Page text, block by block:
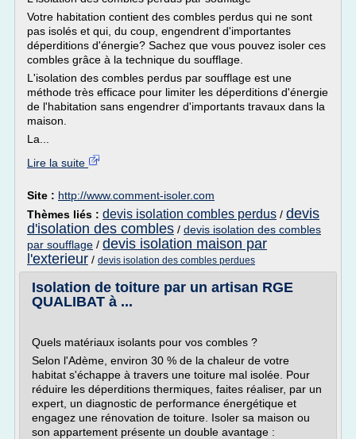
Votre habitation contient des combles perdus qui ne sont
pas isolés et qui, du coup, engendrent d'importantes
déperditions d'énergie? Sachez que vous pouvez isoler ces
combles grâce à la technique du soufflage.
L'isolation des combles perdus par soufflage est une
méthode très efficace pour limiter les déperditions d'énergie
de l'habitation sans engendrer d'importants travaux dans la
maison.
La...
Lire la suite
Site : http://www.comment-isoler.com
Thèmes liés : devis isolation combles perdus / devis
d'isolation des combles / devis isolation des combles
par soufflage / devis isolation maison par
l'exterieur / devis isolation des combles perdues
Isolation de toiture par un artisan RGE
QUALIBAT à ...
Quels matériaux isolants pour vos combles ?
Selon l'Adème, environ 30 % de la chaleur de votre
habitat s'échappe à travers une toiture mal isolée. Pour
réduire les déperditions thermiques, faites réaliser, par un
expert, un diagnostic de performance énergétique et
engagez une rénovation de toiture. Isoler sa maison ou
son appartement présente un double avantage :